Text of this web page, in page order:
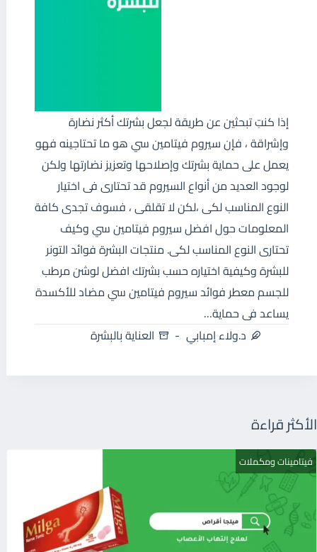
إذا كنتِ تبحثين عن طريقة لجعل بشرتك أكثر نضارة
وإشراقة ، فإن سيروم فيتامين سي هو ما تحتاجينه فهو
يعمل على حماية بشرتك وإصلاحها وتعزيز نضارتها ولكن
لوجود العديد من أنواع السيروم قد تحتارى فى اختيار
النوع المناسب لكى ،لكن لا تقلقى ، فسوف تجدى كافة
المعلومات حول افضل سيروم فيتامين سي وكيف
تحتارى النوع المناسب لكى. منتجات البشرة فوائد التونر
للبشرة وكيفية اختياره حسب بشرتك افضل لوشن مرطب
للجسم معطر فوائد سيروم فيتامين سي مضاد للأكسدة
يساعد فى حماية…
د.ولاء إمبابي
العناية بالبشرة
الأكثر قراءة
فيتامينات ومكملات